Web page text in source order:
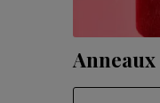
Anneaux